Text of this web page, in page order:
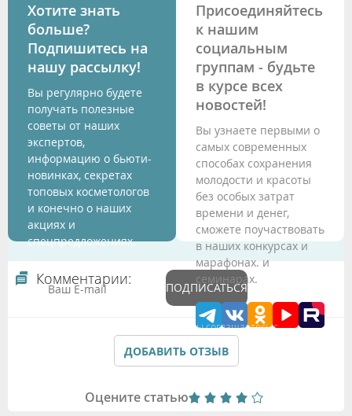
Хотите знать
больше?
Подпишитесь на
нашу рассылку!
Вы регулярно будете
получать полезные
советы от наших
экспертов,
информацию о бьюти-
новинках, секретах
топовых косметологов
и конечно о наших
акциях и
спецпредложениях.
ПОДПИСАТЬСЯ
Подтверждая данные формы Вы соглашаетесь с
Политикой обработки персональных данных
Присоединяйтесь
к нашим
социальным
группам - будьте
в курсе всех
новостей!
Вы узнаете первыми о
самых современных
способах сохранения
молодости и красоты
без особых затрат
времени и денег,
сможете поучаствовать
в наших конкурсах и
марафонах. и
семинарах.
Комментарии:
ДОБАВИТЬ ОТЗЫВ
Оцените статью